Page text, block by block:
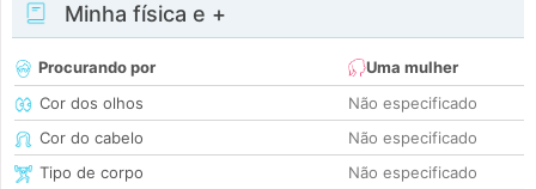
Minha física e +
Procurando por
Uma mulher
Cor dos olhos
Não especificado
Cor do cabelo
Não especificado
Tipo de corpo
Não especificado